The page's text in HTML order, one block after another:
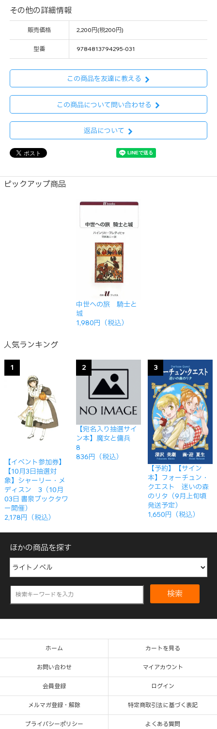
その他の詳細情報
販売価格 2,200円(税200円)
型番 9784813794295-031
この商品を友達に教える
この商品について問い合わせる
返品について
ピックアップ商品
中世への旅 騎士と
城
1,980円（税込）
人気ランキング
1
【イベント参加券】
【10月3日抽選対
象】シャーリー・メ
ディスン 3（10月
03日 書泉ブックタワ
ー開催）
2,178円（税込）
2
【宛名入り抽選サイ
ン本】魔女と傭兵
8
836円（税込）
3
【予約】【サイン
本】フォーチュン・
クエスト 迷いの森
のリタ（9月上旬頃
発送予定）
1,650円（税込）
ほかの商品を探す
検索
ホーム カートを見る
お問い合わせ マイアカウント
会員登録 ログイン
メルマガ登録・解除 特定商取引法に基づく表記
プライバシーポリシー よくある質問